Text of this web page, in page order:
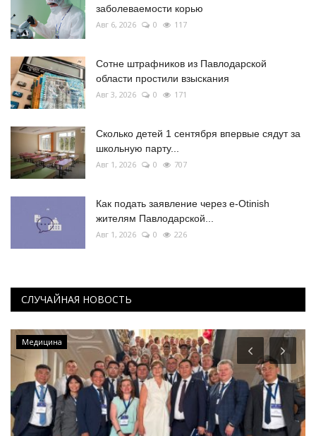
заболеваемости корью
Авг 6, 2026 0 117
Сотне штрафников из Павлодарской
области простили взыскания
Авг 3, 2026 0 171
Сколько детей 1 сентября впервые сядут за
школьную парту...
Авг 1, 2026 0 707
Как подать заявление через e-Otinish
жителям Павлодарской...
Авг 1, 2026 0 226
СЛУЧАЙНАЯ НОВОСТЬ
Медицина